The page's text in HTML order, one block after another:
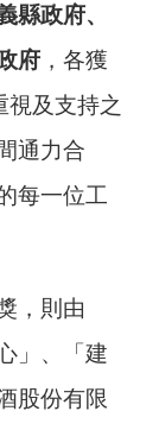
縣政府、
府 ，各獲
視及支持之
通力合
每一位工
，則由
」、「建
股份有限